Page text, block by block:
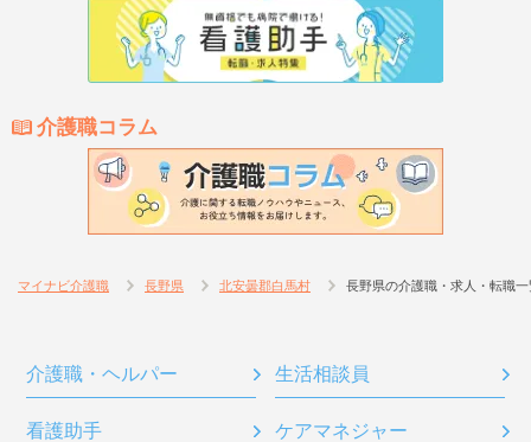
介護職コラム
マイナビ介護職 長野県 北安曇郡白馬村 長野県の介護職・求人・転職一
介護職・ヘルパー 生活相談員
看護助手 ケアマネジャー